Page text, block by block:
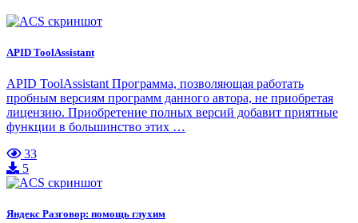
APID ToolAssistant
APID ToolAssistant Программа, позволяющая работать
пробным версиям программ данного автора, не приобретая
лицензию. Приобретение полных версий добавит приятные
функции в большинство этих …
33
5
Яндекс Разговор: помощь глухим